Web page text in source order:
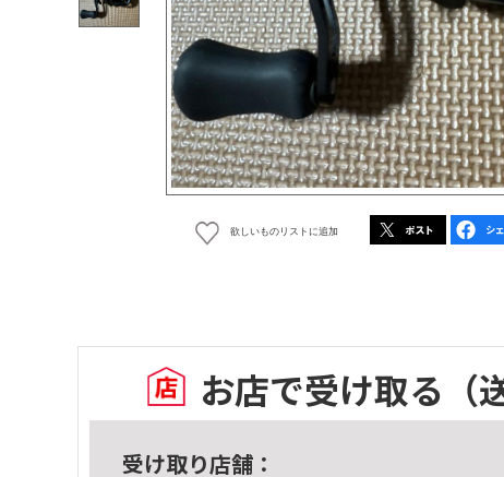
欲しいものリストに追加
お店で受け取る （
受け取り店舗：